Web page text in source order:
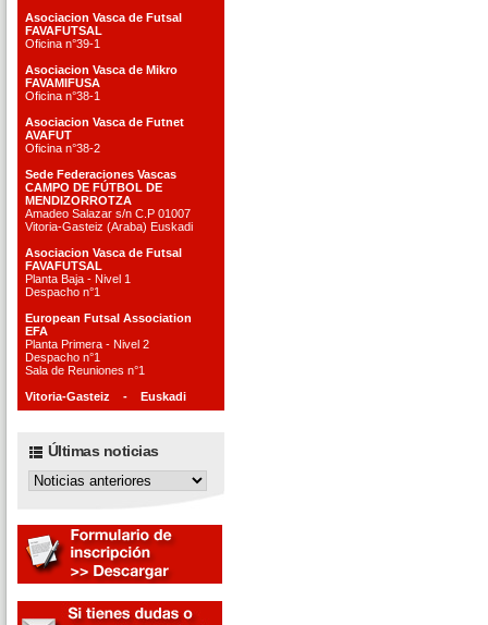
Asociacion Vasca de Futsal
FAVAFUTSAL
Oficina n°39-1
Asociacion Vasca de Mikro
FAVAMIFUSA
Oficina n°38-1
Asociacion Vasca de Futnet
AVAFUT
Oficina n°38-2
Sede Federaciones Vascas
CAMPO DE FÚTBOL DE
MENDIZORROTZA
Amadeo Salazar s/n C.P 01007
Vitoria-Gasteiz (Araba) Euskadi
Asociacion Vasca de Futsal
FAVAFUTSAL
Planta Baja - Nivel 1
Despacho n°1
European Futsal Association
EFA
Planta Primera - Nivel 2
Despacho n°1
Sala de Reuniones n°1
Vitoria-Gasteiz - Euskadi
Últimas noticias